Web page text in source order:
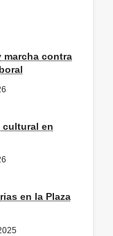
marcha contra
cultural en
en la Plaza